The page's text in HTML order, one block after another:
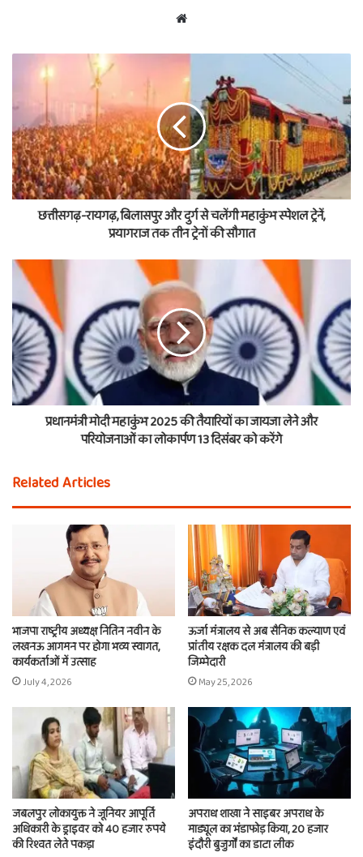
Website
छत्तीसगढ़-रायगढ़, बिलासपुर और दुर्ग से चलेंगी महाकुंभ स्पेशल ट्रेनें,
प्रयागराज तक तीन ट्रेनों की सौगात
प्रधानमंत्री मोदी महाकुंभ 2025 की तैयारियों का जायजा लेने और
परियोजनाओं का लोकार्पण 13 दिसंबर को करेंगे
Related Articles
भाजपा राष्ट्रीय अध्यक्ष नितिन नवीन के
लखनऊ आगमन पर होगा भव्य स्वागत,
कार्यकर्ताओं में उत्साह
July 4, 2026
ऊर्जा मंत्रालय से अब सैनिक कल्याण एवं
प्रांतीय रक्षक दल मंत्रालय की बड़ी
जिम्मेदारी
May 25, 2026
जबलपुर लोकायुक्त ने जूनियर आपूर्ति
अधिकारी के ड्राइवर को 40 हजार रुपये
की रिश्वत लेते पकड़ा
अपराध शाखा ने साइबर अपराध के
माड्यूल का भंडाफोड़ किया, 20 हजार
इंदौरी बुजुर्गों का डाटा लीक